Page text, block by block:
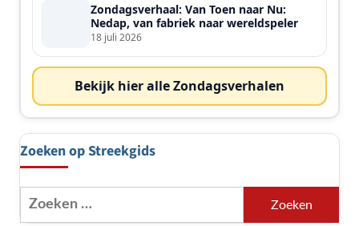
Zondagsverhaal: Van Toen naar Nu:
Nedap, van fabriek naar wereldspeler
18 juli 2026
Bekijk hier alle Zondagsverhalen
Zoeken op Streekgids
Zoeken
naar: